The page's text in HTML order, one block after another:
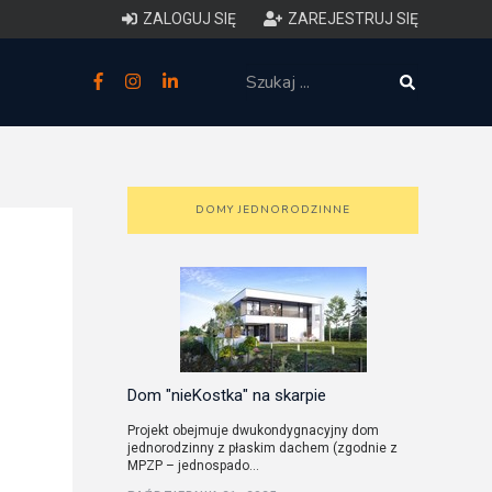
ZALOGUJ SIĘ ZAREJESTRUJ SIĘ
zakres i forma projektu
przestrzennym
DOMY JEDNORODZINNE
Dom "nieKostka" na skarpie
Projekt obejmuje dwukondygnacyjny dom
jednorodzinny z płaskim dachem (zgodnie z
MPZP – jednospado...